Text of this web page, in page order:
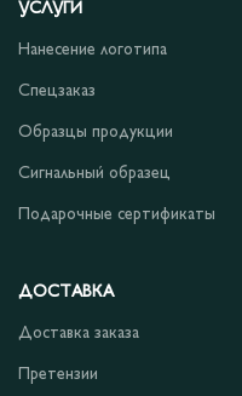
УСЛУГИ
Нанесение логотипа
Спецзаказ
Образцы продукции
Сигнальный образец
Подарочные сертификаты
ДОСТАВКА
Доставка заказа
Претензии